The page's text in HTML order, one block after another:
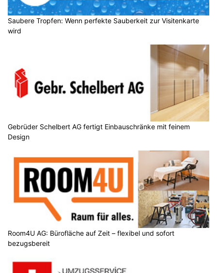
Saubere Tropfen: Wenn perfekte Sauberkeit zur Visitenkarte
wird
Gebrüder Schelbert AG fertigt Einbauschränke mit feinem
Design
Room4U AG: Bürofläche auf Zeit – flexibel und sofort
bezugsbereit